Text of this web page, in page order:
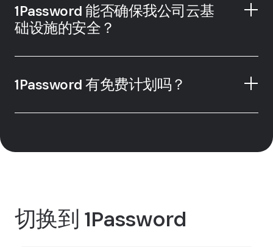
了解如何使用 SSO 解锁 1Password。
1Password 能否确保我公司云基
础设施的安全？
1Password 有免费计划吗？
切换到 1Password